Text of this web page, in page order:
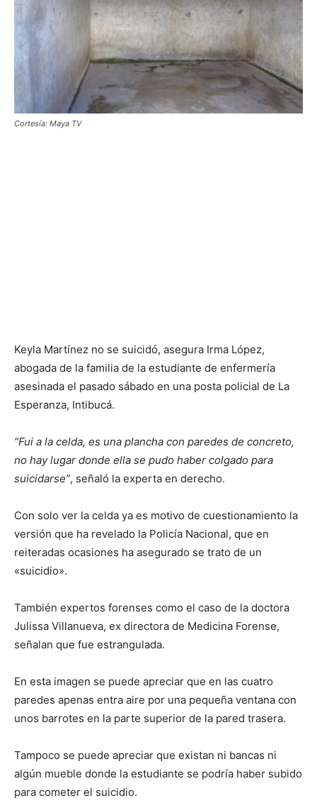
Cortesía: Maya TV
Keyla Martínez no se suicidó, asegura Irma López,
abogada de la familia de la estudiante de enfermería
asesinada el pasado sábado en una posta policial de La
Esperanza, Intibucá.
“Fui a la celda, es una plancha con paredes de concreto,
no hay lugar donde ella se pudo haber colgado para
suicidarse”, señaló la experta en derecho.
Con solo ver la celda ya es motivo de cuestionamiento la
versión que ha revelado la Policía Nacional, que en
reiteradas ocasiones ha asegurado se trato de un
«suicidio».
También expertos forenses como el caso de la doctora
Julissa Villanueva, ex directora de Medicina Forense,
señalan que fue estrangulada.
En esta imagen se puede apreciar que en las cuatro
paredes apenas entra aire por una pequeña ventana con
unos barrotes en la parte superior de la pared trasera.
Tampoco se puede apreciar que existan ni bancas ni
algún mueble donde la estudiante se podría haber subido
para cometer el suicidio.